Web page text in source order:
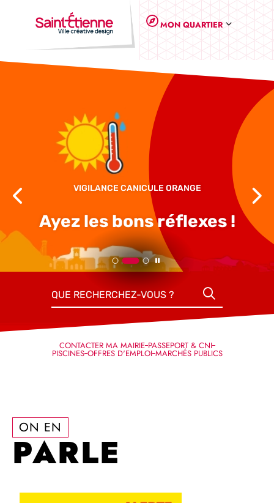
Panneau de gestion des cookies
MON QUARTIER
QUE RECHERCHEZ-VOUS ?
CONTACTER MA MAIRIE PASSEPORT & CNI
PISCINES OFFRES D'EMPLOI MARCHÉS PUBLICS
VIGILANCE CANICULE ORANGE
Ayez les bons réflexes !
QUE RECHERCHEZ-VOUS ?
CONTACTER MA MAIRIE PASSEPORT & CNI
PISCINES OFFRES D'EMPLOI MARCHÉS PUBLICS
EDUCATION
QUE RECHERCHEZ-VOUS ?
CONTACTER MA MAIRIE PASSEPORT & CNI
PISCINES OFFRES D'EMPLOI MARCHÉS PUBLICS
ON EN
PARLE